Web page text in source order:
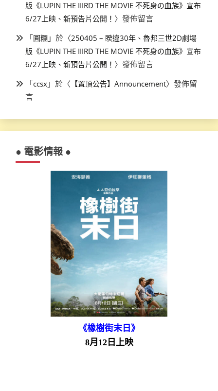
版《LUPIN THE IIIRD THE MOVIE 不死身の血族》宣布
6/27上映、新預告片公開！ 〉發佈留言
「圓糰 」於〈250405 – 睽違30年、魯邦三世2D劇場
版《LUPIN THE IIIRD THE MOVIE 不死身の血族》宣布
6/27上映、新預告片公開！ 〉發佈留言
「ccsx 」於〈 【置頂公告】Announcement〉發佈留
言
● 電影情報 ●
《橡樹街末日》
8月12日上映